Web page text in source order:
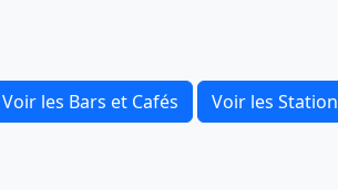
Voir les Bars et Cafés Voir les